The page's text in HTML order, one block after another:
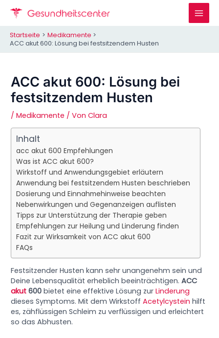
Inhalt
Startseite
Medikamente
ACC akut 600: Lösung bei festsitzendem Husten
ACC akut 600: Lösung bei
festsitzendem Husten
/Medikamente / VonClara
Inhalt
acc akut 600 Empfehlungen
Was ist ACC akut 600?
Wirkstoff und Anwendungsgebiet erläutern
Anwendung bei festsitzendem Husten beschrieben
Dosierung und Einnahmehinweise beachten
Nebenwirkungen und Gegenanzeigen auflisten
Tipps zur Unterstützung der Therapie geben
Empfehlungen zur Heilung und Linderung finden
Fazit zur Wirksamkeit von ACC akut 600
FAQs
Festsitzender Husten kann sehr unangenehm sein und
Deine Lebensqualität erheblich beeinträchtigen.ACC
akut 600 bietet eine effektive Lösung zurLinderung
dieses Symptoms. Mit dem WirkstoffAcetylcystein hilft
es, zähflüssigen Schleim zu verflüssigen und erleichtert
so das Abhusten.